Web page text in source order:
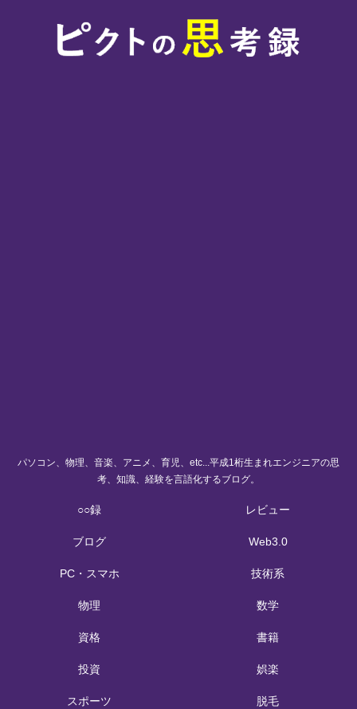
パソコン、物理、音楽、アニメ、育児、etc...平成1桁生まれエンジニアの思
考、知識、経験を言語化するブログ。
○○録 レビュー
ブログ Web3.0
PC・スマホ 技術系
物理 数学
資格 書籍
投資 娯楽
スポーツ 脱毛